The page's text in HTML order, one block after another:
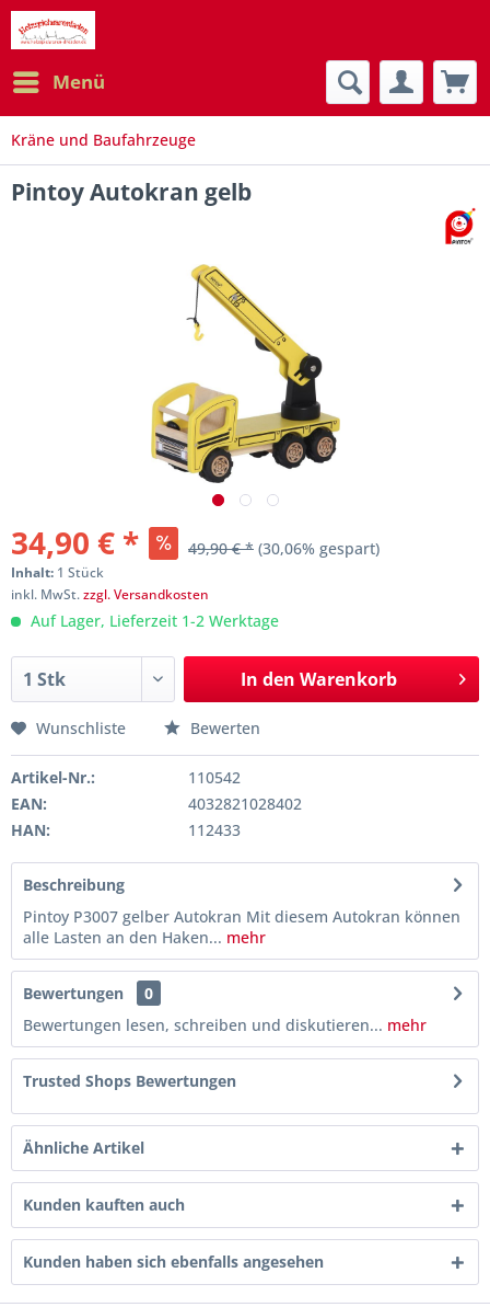
Menü
Kräne und Baufahrzeuge
Pintoy Autokran gelb
34,90 € * 49,90 € * (30,06% gespart)
Inhalt: 1 Stück
inkl. MwSt.zzgl. Versandkosten
Auf Lager, Lieferzeit 1-2 Werktage
In den Warenkorb
Wunschliste Bewerten
Artikel-Nr.:
110542
EAN:
4032821028402
HAN:
112433
Beschreibung
Pintoy P3007 gelber Autokran Mit diesem Autokran können
alle Lasten an den Haken... mehr
Bewertungen
0
Bewertungen lesen, schreiben und diskutieren... mehr
Trusted Shops Bewertungen
Ähnliche Artikel
Kunden kauften auch
Kunden haben sich ebenfalls angesehen